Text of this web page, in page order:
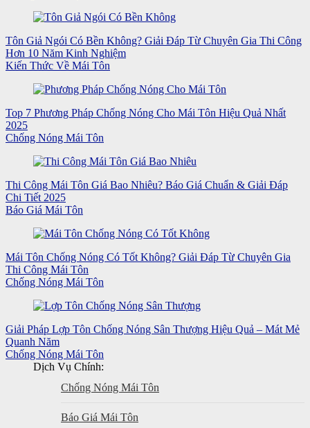
Tôn Giả Ngói Có Bền Không? Giải Đáp Từ Chuyên Gia Thi Công
Hơn 10 Năm Kinh Nghiệm
Kiến Thức Về Mái Tôn
Top 7 Phương Pháp Chống Nóng Cho Mái Tôn Hiệu Quả Nhất
2025
Chống Nóng Mái Tôn
Thi Công Mái Tôn Giá Bao Nhiêu? Báo Giá Chuẩn & Giải Đáp
Chi Tiết 2025
Báo Giá Mái Tôn
Mái Tôn Chống Nóng Có Tốt Không? Giải Đáp Từ Chuyên Gia
Thi Công Mái Tôn
Chống Nóng Mái Tôn
Giải Pháp Lợp Tôn Chống Nóng Sân Thượng Hiệu Quả – Mát Mẻ
Quanh Năm
Chống Nóng Mái Tôn
Dịch Vụ Chính:
Chống Nóng Mái Tôn
Báo Giá Mái Tôn